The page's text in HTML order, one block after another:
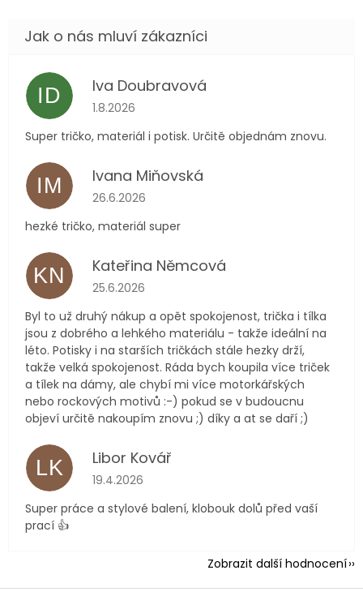
ID Iva Doubravová
Hodnocení obchodu je 5 z 5 hvězdiček.
1.8.2026
Super tričko, materiál i potisk. Určitě objednám znovu.
IM Ivana Miňovská
Hodnocení obchodu je 5 z 5 hvězdiček.
26.6.2026
hezké tričko, materiál super
KN Kateřina Němcová
Hodnocení obchodu je 5 z 5 hvězdiček.
25.6.2026
Byl to už druhý nákup a opět spokojenost, trička i tílka
jsou z dobrého a lehkého materiálu - takže ideální na
léto. Potisky i na starších tričkách stále hezky drží,
takže velká spokojenost. Ráda bych koupila více triček
a tílek na dámy, ale chybí mi více motorkářských
nebo rockových motivů :-) pokud se v budoucnu
objeví určitě nakoupím znovu ;) díky a at se daří ;)
LK Libor Kovář
Hodnocení obchodu je 5 z 5 hvězdiček.
19.4.2026
Super práce a stylové balení, klobouk dolů před vaší
prací 👍
Zobrazit další hodnocení
Z